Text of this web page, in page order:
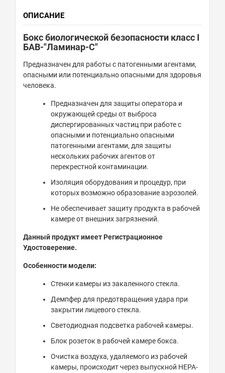
ОПИСАНИЕ
Бокс биологической безопасности класс I
БАВ-"Ламинар-С"
Предназначен для работы с патогенными агентами,
опасными или потенциально опасными для здоровья
человека.
Предназначен для защиты оператора и
окружающей среды от выброса
диспергированных частиц при работе с
опасными и потенциально опасными
патогенными агентами, для защиты
нескольких рабочих агентов от
перекрестной контаминации.
Изоляция оборудования и процедур, при
которых возможно образование аэрозолей.
Не обеспечивает защиту продукта в рабочей
камере от внешних загрязнений.
Данный продукт имеет Регистрационное
Удостоверение.
Особенности модели:
Стенки камеры из закаленного стекла.
Демпфер для предотвращения удара при
закрытии лицевого стекла.
Светодиодная подсветка рабочей камеры.
Блок розеток в рабочей камере бокса.
Очистка воздуха, удаляемого из рабочей
камеры, происходит через выпускной HEPA-